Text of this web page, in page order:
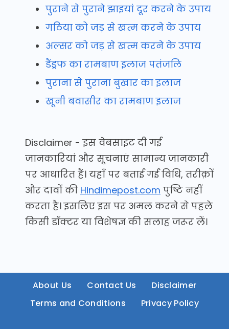
पुराने से पुराने झाइयां दूर करने के उपाय
गठिया को जड़ से खत्म करने के उपाय
अल्सर को जड़ से खत्म करने के उपाय
डैंड्रफ का रामबाण इलाज पतंजलि
पुराना से पुराना बुखार का इलाज
खूनी बवासीर का रामबाण इलाज
Disclaimer - इस वेबसाइट दी गई
जानकारियां और सूचनाएं सामान्य जानकारी
पर आधारित हैं। यहाँ पर बताई गई विधि, तरीक़ों
और दावों की Hindimepost.com पुष्टि नहीं
करता है। इसलिए इस पर अमल करने से पहले
किसी डॉक्टर या विशेषज्ञ की सलाह जरूर लें।
About Us Contact Us
Disclaimer
Terms and Conditions
Privacy Policy